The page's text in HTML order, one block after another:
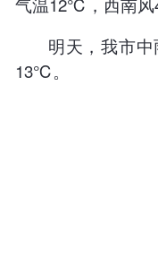
明天，我市
13℃。